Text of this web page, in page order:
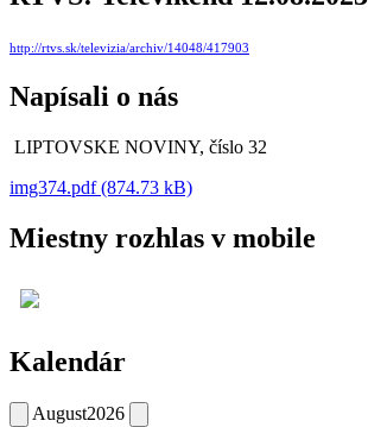
http://rtvs.sk/televizia/archiv/14048/417903
Napísali o nás
LIPTOVSKE NOVINY, číslo 32
img374.pdf (874.73 kB)
Miestny rozhlas v mobile
Kalendár
August2026